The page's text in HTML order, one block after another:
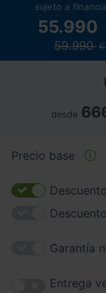
sujeto a
55.990
59.990 €
desde
Precio base
Garantía
Entrega